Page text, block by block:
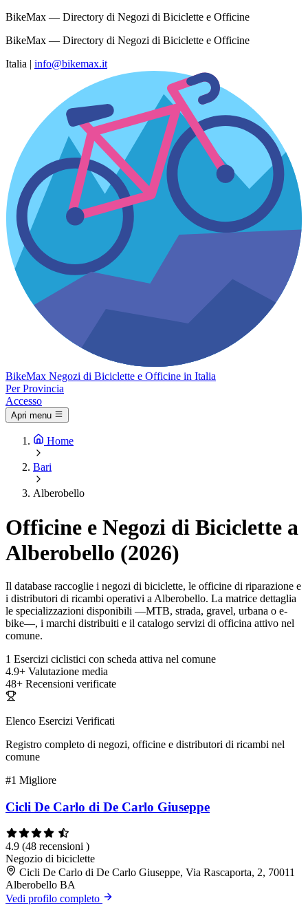
BikeMax — Directory di Negozi di Biciclette e Officine
BikeMax — Directory di Negozi di Biciclette e Officine
Italia | info@bikemax.it
BikeMax Negozi di Biciclette e Officine in Italia
Per Provincia
Accesso
Apri menu
Home
Bari
Alberobello
Officine e Negozi di Biciclette a
Alberobello (2026)
Il database raccoglie i negozi di biciclette, le officine di riparazione e
i distributori di ricambi operativi a Alberobello. La matrice dettaglia
le specializzazioni disponibili —MTB, strada, gravel, urbana o e-
bike—, i marchi distribuiti e il catalogo servizi di officina attivo nel
comune.
1 Esercizi ciclistici con scheda attiva nel comune
4.9+ Valutazione media
48+ Recensioni verificate
Elenco Esercizi Verificati
Registro completo di negozi, officine e distributori di ricambi nel
comune
#1 Migliore
Cicli De Carlo di De Carlo Giuseppe
4.9 (48 recensioni )
Negozio di biciclette
Cicli De Carlo di De Carlo Giuseppe, Via Rascaporta, 2, 70011
Alberobello BA
Vedi profilo completo